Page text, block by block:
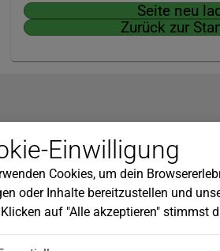
Seite neu
Zurück zur
Newsletter!
Einwilligung
Cookies, um dein
oder Inhalte bereitzustellen und
auf "Alle akzeptieren" stimmst